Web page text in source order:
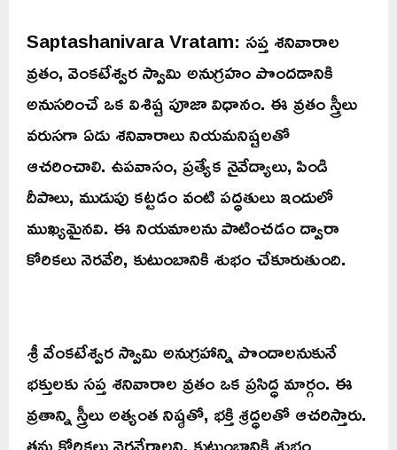
Saptashanivara Vratam: సప్త శనివారాల
వ్రతం, వెంకటేశ్వర స్వామి అనుగ్రహం పొందడానికి
అనుసరించే ఒక విశిష్ట పూజా విధానం. ఈ వ్రతం స్త్రీలు
వరుసగా ఏడు శనివారాలు నియమనిష్టలతో
ఆచరించాలి. ఉపవాసం, ప్రత్యేక నైవేద్యాలు, పిండి
దీపాలు, ముడుపు కట్టడం వంటి పద్ధతులు ఇందులో
ముఖ్యమైనవి. ఈ నియమాలను పాటించడం ద్వారా
కోరికలు నెరవేరి, కుటుంబానికి శుభం చేకూరుతుంది.
శ్రీ వేంకటేశ్వర స్వామి అనుగ్రహాన్ని పొందాలనుకునే
భక్తులకు సప్త శనివారాల వ్రతం ఒక ప్రసిద్ధ మార్గం. ఈ
వ్రతాన్ని స్త్రీలు అత్యంత నిష్ఠతో, భక్తి శ్రద్ధలతో ఆచరిస్తారు.